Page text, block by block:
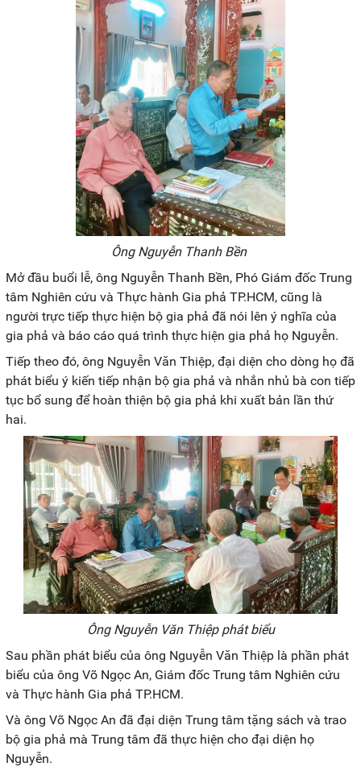
Ông Nguyễn Thanh Bền
Mở đầu buổi lễ, ông Nguyễn Thanh Bền, Phó Giám đốc Trung
tâm Nghiên cứu và Thực hành Gia phả TP.HCM, cũng là
người trực tiếp thực hiện bộ gia phả đã nói lên ý nghĩa của
gia phả và báo cáo quá trình thực hiện gia phả họ Nguyễn.
Tiếp theo đó, ông Nguyễn Văn Thiệp, đại diện cho dòng họ đã
phát biểu ý kiến tiếp nhận bộ gia phả và nhắn nhủ bà con tiếp
tục bổ sung để hoàn thiện bộ gia phả khi xuất bản lần thứ
hai.
Ông Nguyễn Văn Thiệp phát biểu
Sau phần phát biểu của ông Nguyễn Văn Thiệp là phần phát
biểu của ông Võ Ngọc An, Giám đốc Trung tâm Nghiên cứu
và Thực hành Gia phả TP.HCM.
Và ông Võ Ngọc An đã đại diện Trung tâm tặng sách và trao
bộ gia phả mà Trung tâm đã thực hiện cho đại diện họ
Nguyễn.